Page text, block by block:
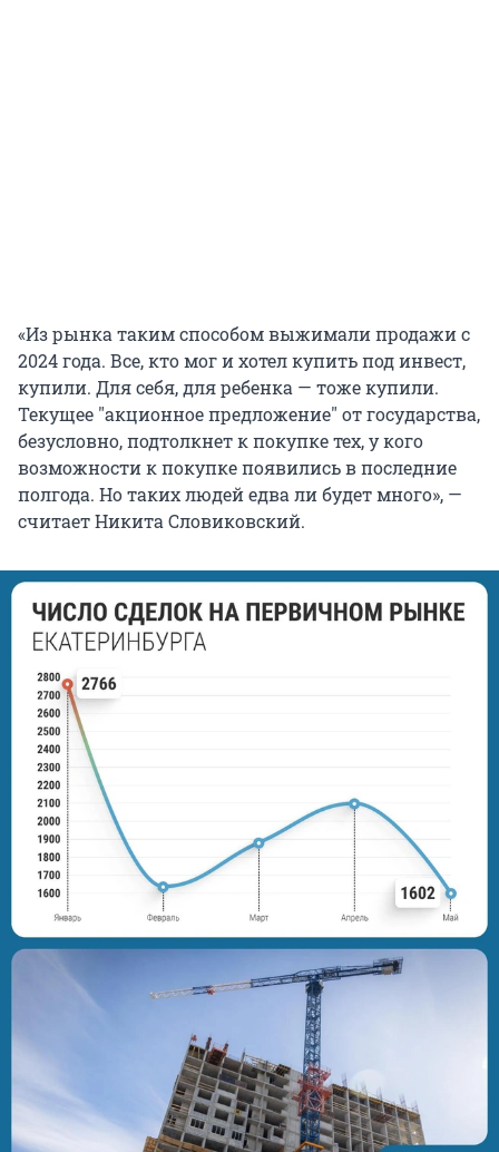
«Из рынка таким способом выжимали продажи с
2024 года. Все, кто мог и хотел купить под инвест,
купили. Для себя, для ребенка — тоже купили.
Текущее "акционное предложение" от государства,
безусловно, подтолкнет к покупке тех, у кого
возможности к покупке появились в последние
полгода. Но таких людей едва ли будет много», —
считает Никита Словиковский.